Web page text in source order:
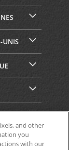
UNIS
and other
you
with our